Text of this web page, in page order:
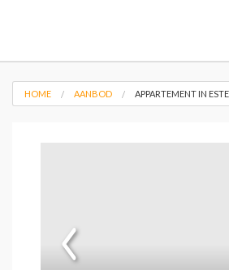
HOME AANBOD APPARTEMENT IN